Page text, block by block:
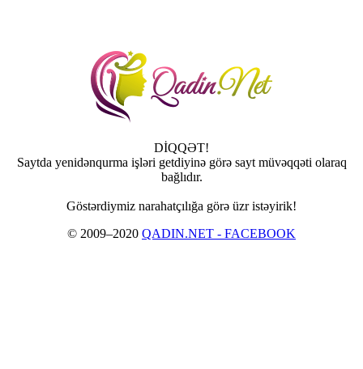
DİQQƏT!
Saytda yenidənqurma işləri getdiyinə görə sayt müvəqqəti olaraq
bağlıdır.
Göstərdiymiz narahatçılığa görə üzr istəyirik!
© 2009–2020 QADIN.NET - FACEBOOK